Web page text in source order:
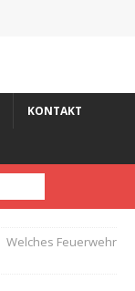
KONTAKT
Welches Feuerwehr